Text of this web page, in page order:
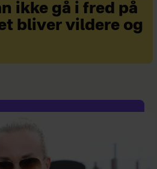
ikke gå i fred på
bliver vildere og